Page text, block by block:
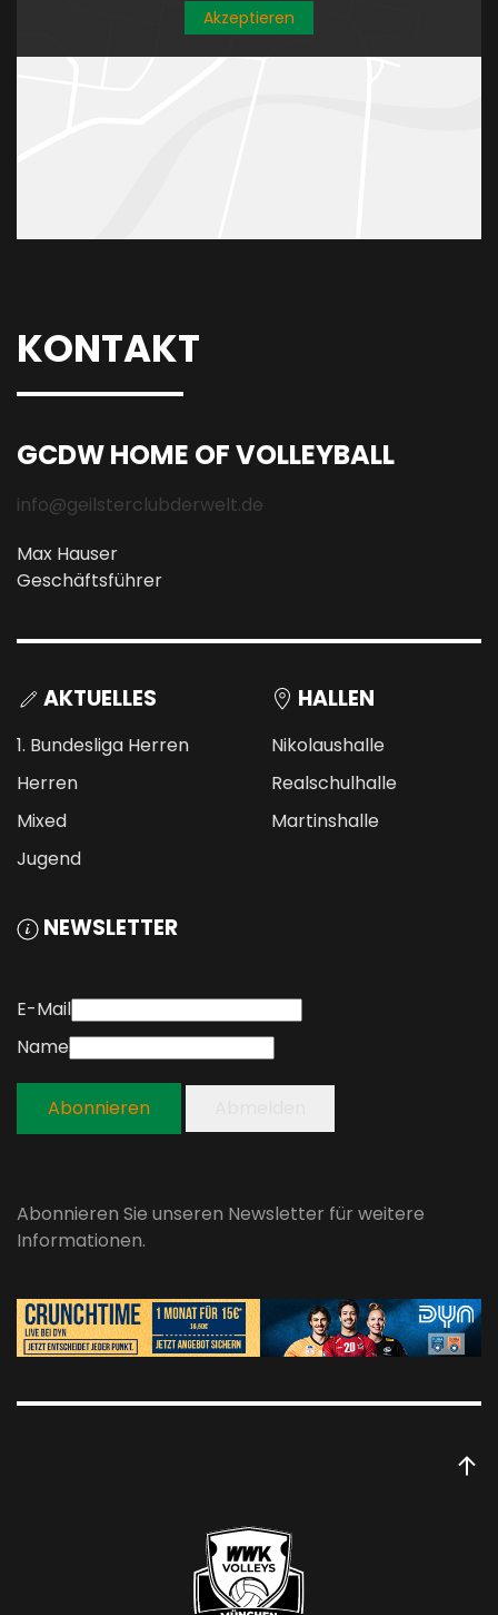
Akzeptieren
KONTAKT
GCDW HOME OF VOLLEYBALL
info@geilsterclubderwelt.de
Max Hauser
Geschäftsführer
AKTUELLES
1. Bundesliga Herren
Herren
Mixed
Jugend
HALLEN
Nikolaushalle
Realschulhalle
Martinshalle
NEWSLETTER
E-Mail
Name
Abonnieren
Abonnieren Sie unseren Newsletter für weitere
Informationen.